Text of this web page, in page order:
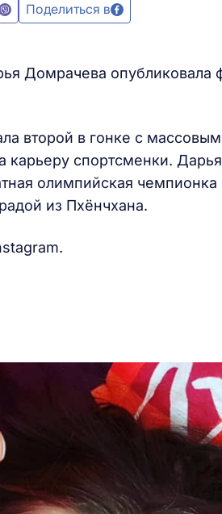
Поделиться в
Домрачева опубликовала
второй в гонке с
карьеру спортсменки.
олимпийская
из Пхёнчхана.